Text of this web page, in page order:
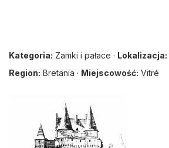
Kategoria: Zamki i pałace · Lokalizacja:
Region: Bretania · Miejscowość: Vitré